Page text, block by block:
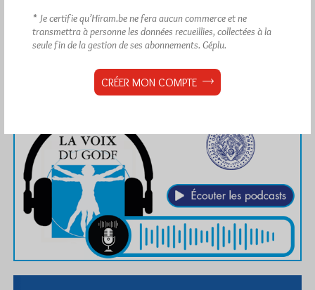
* Je certifie qu’Hiram.be ne fera aucun commerce et ne
transmettra à personne les données recueillies, collectées à la
seule fin de la gestion de ses abonnements. Géplu.
CRÉER MON COMPTE